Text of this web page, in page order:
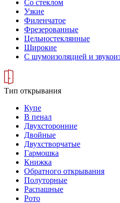
Со стеклом
Узкие
Филенчатое
Фрезерованные
Цельностеклянные
Широкие
С шумоизоляцией и
Тип открывания
Купе
В пенал
Двухсторонние
Двойные
Двухстворчатые
Гармошка
Книжка
Обратного открывания
Полуторные
Распашные
Рото